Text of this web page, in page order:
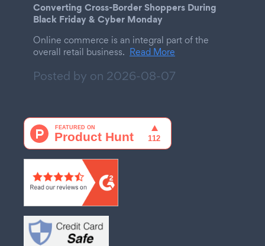
Converting Cross-Border Shoppers During
Black Friday & Cyber Monday
Online commerce is an integral part of the
overall retail business. Read More
Posted by on 2026-08-07